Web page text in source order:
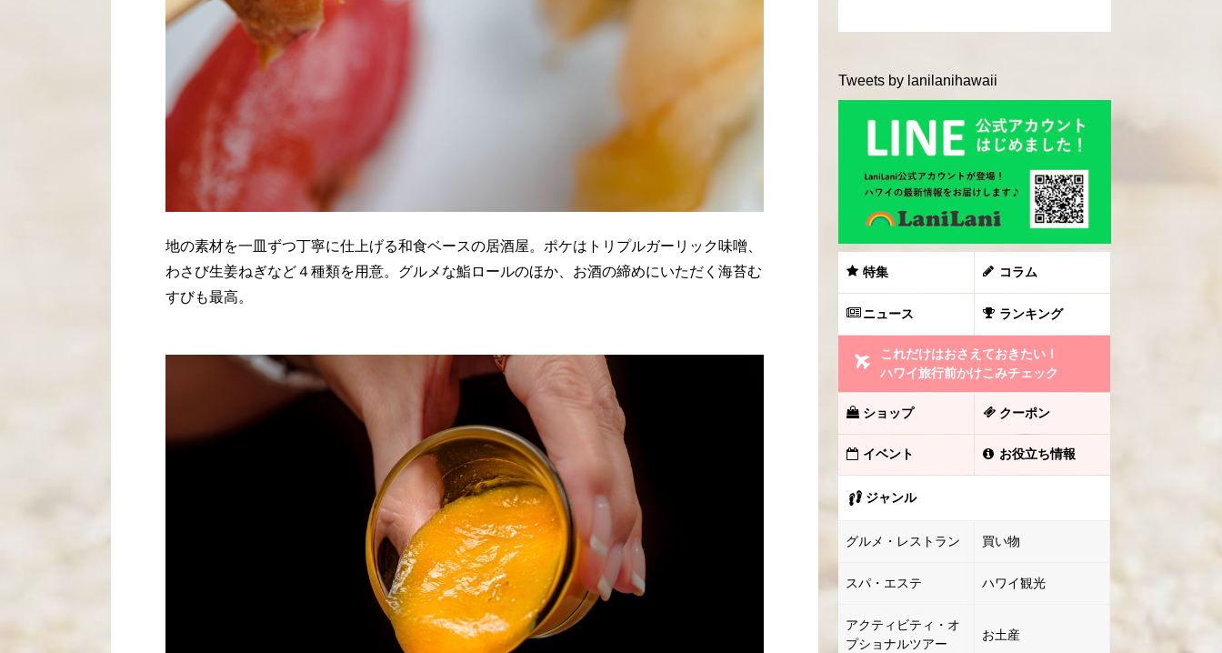
地の素材を一皿ずつ丁寧に仕上げる和食ベースの居酒屋。ポケはトリプルガーリック味噌、
わさび生姜ねぎなど４種類を用意。グルメな鮨ロールのほか、お酒の締めにいただく海苔む
すびも最高。
Tweets by lanilanihawaii
特集 コラム
ニュース ランキング
これだけはおさえておきたい！
ハワイ旅行前かけこみチェック
ショップ クーポン
イベント お役立ち情報
ジャンル
グルメ・レストラン 買い物
スパ・エステ ハワイ観光
アクティビティ・オ
プショナルツアー
お土産